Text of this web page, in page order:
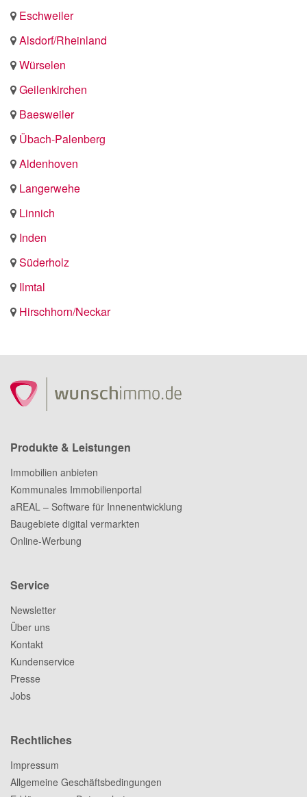
Eschweiler
Alsdorf/Rheinland
Würselen
Geilenkirchen
Baesweiler
Übach-Palenberg
Aldenhoven
Langerwehe
Linnich
Inden
Süderholz
Ilmtal
Hirschhorn/Neckar
Produkte & Leistungen
Immobilien anbieten
Kommunales Immobilienportal
aREAL – Software für Innenentwicklung
Baugebiete digital vermarkten
Online-Werbung
Service
Newsletter
Über uns
Kontakt
Kundenservice
Presse
Jobs
Rechtliches
Impressum
Allgemeine Geschäftsbedingungen